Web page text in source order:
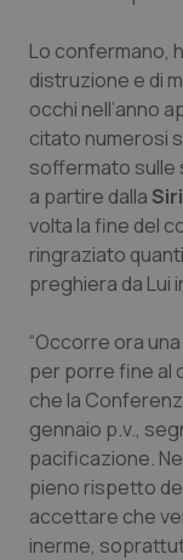
Sangue &
Tiroide
Tumore al
Tumore
Tumori del
Tumori
Ulcera &
Vaccini
Lo confermano,
distruzione e di
occhi nell’anno
citato numerosi
soffermato sulle
a partire dalla
volta la fine del
ringraziato
preghiera da Lui
“Occorre ora
per porre fine al
che la
gennaio p.v.,
pacificazione.
pieno rispetto
accettare che
inerme,